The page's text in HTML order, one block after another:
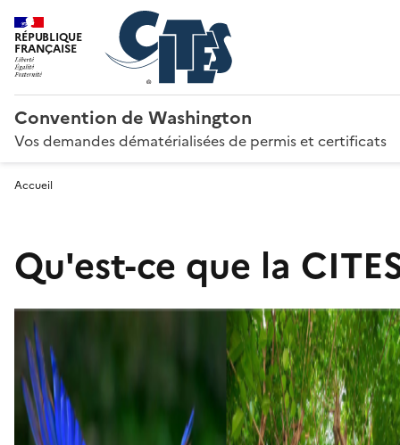
RÉPUBLIQUE
FRANÇAISE
Convention de Washington
Vos demandes dématérialisées de permis et certificats
Accueil
Qu'est-ce que la